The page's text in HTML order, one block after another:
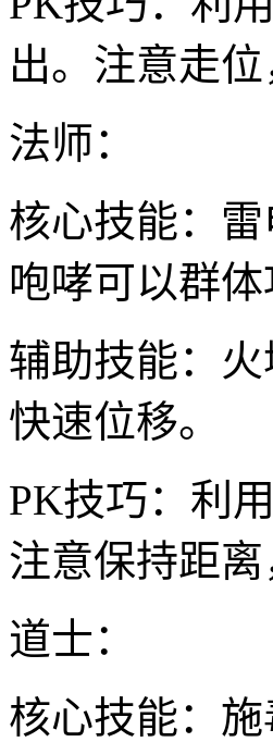
出。注意走
法师：
核心技能：
咆哮可以群
辅助技能：
快速位移。
PK技巧：利
注意保持距
道士：
核心技能：